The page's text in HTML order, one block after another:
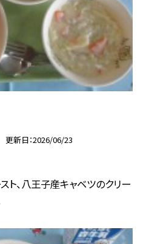
更新日 2026/06/23
ト、八王子産キャベツのクリー